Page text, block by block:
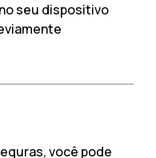
seu dispositivo
você pode